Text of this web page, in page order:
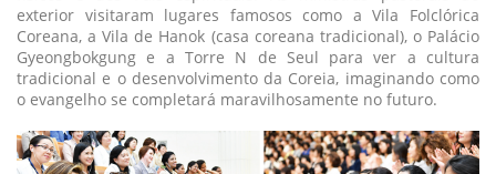
exterior visitaram lugares famosos como a Vila Folclórica
Coreana, a Vila de Hanok (casa coreana tradicional), o Palácio
Gyeongbokgung e a Torre N de Seul para ver a cultura
tradicional e o desenvolvimento da Coreia, imaginando como
o evangelho se completará maravilhosamente no futuro.